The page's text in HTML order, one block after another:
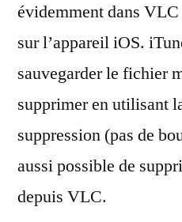
évidemment dans
sur l’appareil iOS.
sauvegarder le fichier
supprimer en utilisant
suppression (pas de
aussi possible de
depuis VLC.